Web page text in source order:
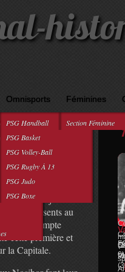
A À Z
Omnisports
PSG Handball
PSG Basket
PSG Volley-Ball
PSG Rugby À 13
PSG Judo
PSG Boxe
Féminines
Section Féminine
0
retour du
entre le
FC, tout juste
sont présents au
S.G. compte
cette première et
la Capitale.